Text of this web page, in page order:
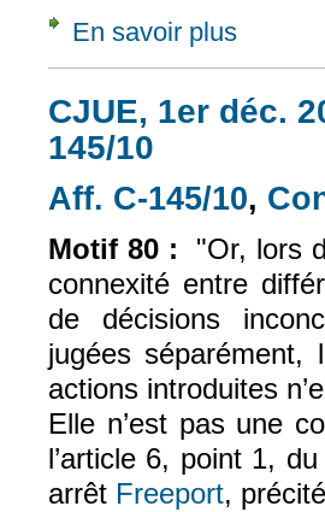
En savoir plus
CJUE, 1er déc.
145/10
Aff. C-145/10 (le
,
Motif 80 :
"Or, lors
connexité entre
de décisions
jugées séparément,
actions introduites
Elle n’est pas une
l’article 6, point 1,
arrêt Freeport,